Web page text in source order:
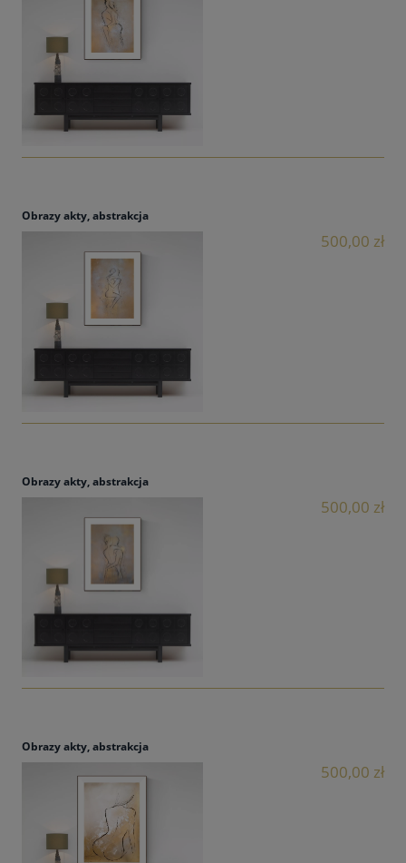
Obrazy akty, abstrakcja
500,00 zł
Obrazy akty, abstrakcja
500,00 zł
Obrazy akty, abstrakcja
500,00 zł